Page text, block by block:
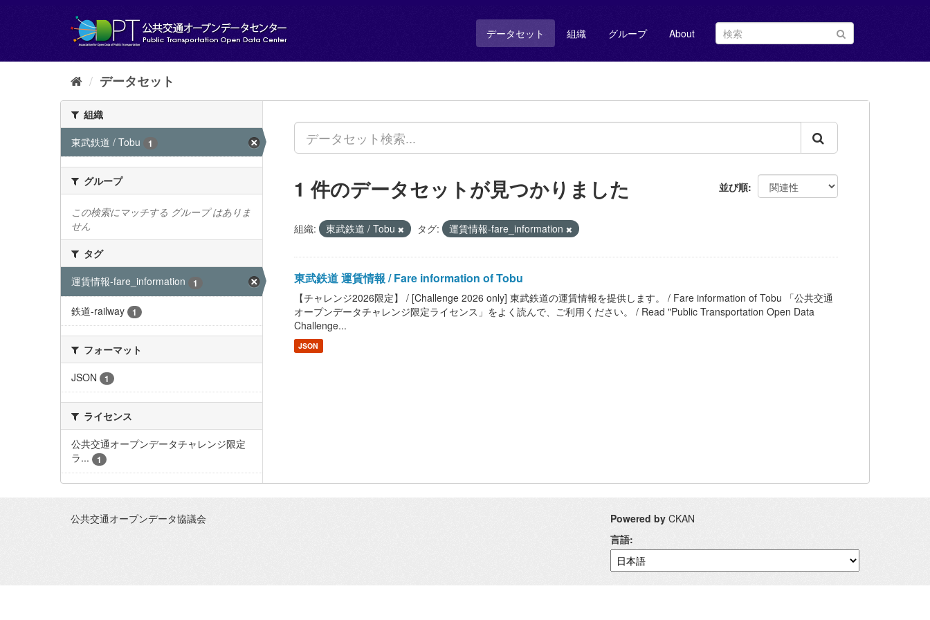
し
データセット 組織 グループ About
データセット
組織
東武鉄道 / Tobu
1
グループ
この検索にマッチする グループ はありま
せん
タグ
運賃情報-fare_information
1
鉄道-railway 1
フォーマット
JSON
1
ライセンス
公共交通オープンデータチャレンジ限定
ラ...
1
並び順
1 件のデータセットが見つかりました
組織: 東武鉄道 / Tobu タグ: 運賃情報-fare_information
東武鉄道 運賃情報 / Fare information of Tobu
【チャレンジ2026限定】 / [Challenge 2026 only] 東武鉄道の運賃情報を提供します。 / Fare information of Tobu 「公共交通
オープンデータチャレンジ限定ライセンス」をよく読んで、ご利用ください。 / Read "Public Transportation Open Data
Challenge...
JSON
公共交通オープンデータ協議会 Powered by CKAN
言語